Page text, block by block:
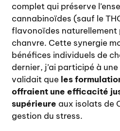
complet qui préserve
cannabinoïdes (sauf le
flavonoïdes naturellement
chanvre. Cette synergie
bénéfices individuels de
dernier, j’ai participé à
validait que les
offraient une efficacité
supérieure aux isolats de
gestion du stress.